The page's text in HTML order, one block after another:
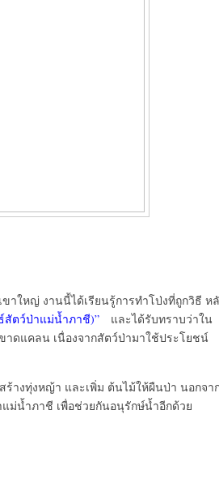
าใหญ่ งานนี้ได้เรียนรู้การทำโป่งที่ถูกวิธี ห
สัตว์ป่าแม่น้ำภาชี)”
และได้รับทราบว่าใน
ดแคลน เนื่องจากสัตว์ป่ามาใช้ประโยชน์
างทุ่งหญ้า และเพิ่ม ต้นไม้ให้ผืนป่า นอกจา
ม่น้ำภาชี เพื่อช่วยกันอนุรักษ์น้ำอีกด้วย